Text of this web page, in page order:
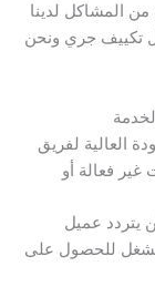
المشاكل لدينا
تكييف جري ونحن
العالية لفريق
فعالة أو
يتردد عميل
للحصول على